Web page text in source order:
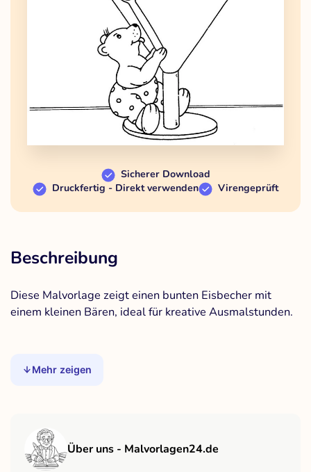
Sicherer Download
Druckfertig - Direkt verwenden
Virengeprüft
Beschreibung
Diese Malvorlage zeigt einen bunten Eisbecher mit
einem kleinen Bären, ideal für kreative Ausmalstunden.
Mehr zeigen
Über uns - Malvorlagen24.de